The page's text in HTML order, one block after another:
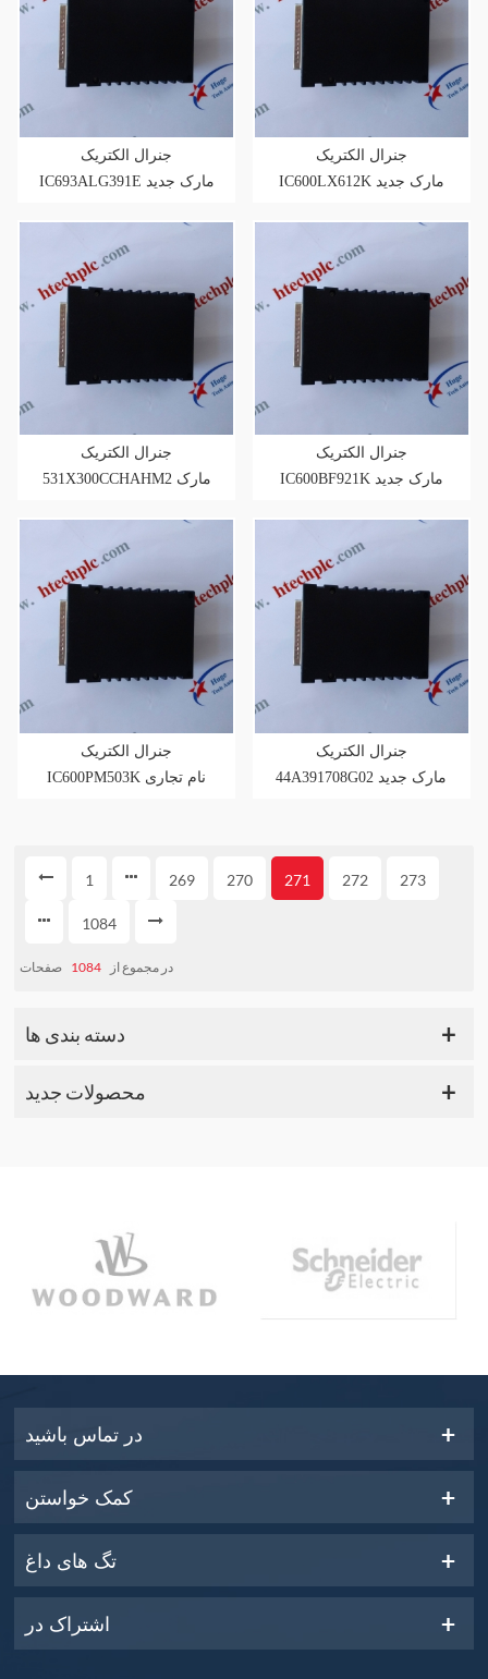
جنرال الکتریک
IC693ALG391E مارک جدید
جنرال الکتریک
IC600LX612K مارک جدید
جنرال الکتریک
531X300CCHAHM2 مارک
جنرال الکتریک
IC600BF921K مارک جدید
جنرال الکتریک
IC600PM503K نام تجاری
جنرال الکتریک
44A391708G02 مارک جدید
1 269 270 271 272 273
1084
در مجموع از 1084 صفحات
دسته بندی ها
محصولات جدید
در تماس باشید
کمک خواستن
تگ های داغ
اشتراک در